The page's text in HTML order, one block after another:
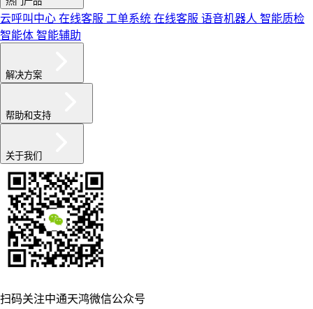
云呼叫中心 在线客服 工单系统 在线客服 语音机器人 智能质检
智能体 智能辅助
解决方案
帮助和支持
关于我们
扫码关注中通天鸿微信公众号